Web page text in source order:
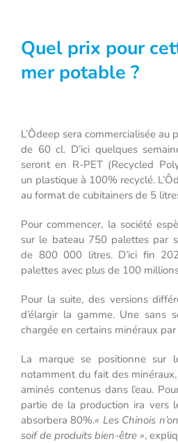
Quel prix pour
mer potable ?
L’Ôdeep sera commercialisée
de 60 cl. D’ici quelques
seront en R-PET (Recycled
un plastique à 100% recyclé.
au format de cubitainers de 5
Pour commencer, la société
sur le bateau 750 palettes par
de 800 000 litres. D’ici fin
palettes avec plus de 100
Pour la suite, des versions
d’élargir la gamme. Une sans
chargée en certains minéraux
La marque se positionne sur
notamment du fait des
aminés contenus dans l’eau.
partie de la production ira vers
absorbera 80%.« Les Chinois
soif de produits bien-être »,